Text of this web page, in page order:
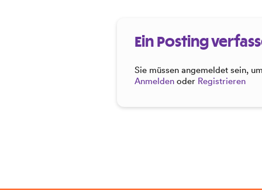
Ein Posting
Sie müssen angemeldet sein,
Anmelden oder Registrieren